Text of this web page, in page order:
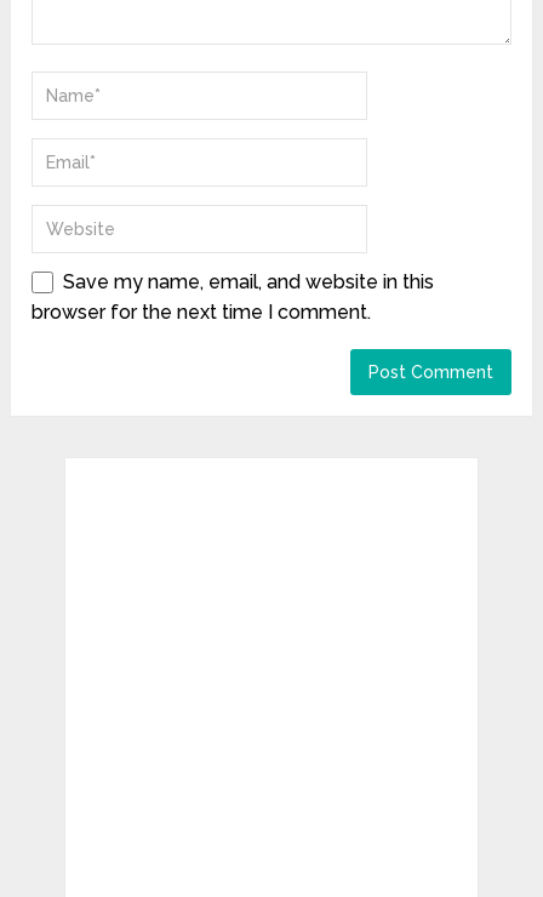
Save my name, email, and website in this
browser for the next time I comment.